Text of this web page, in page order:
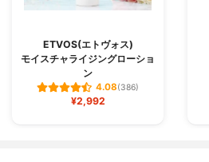
ETVOS(エトヴォス)
モイスチャライジングローショ
ン
4.08(386)
¥2,992